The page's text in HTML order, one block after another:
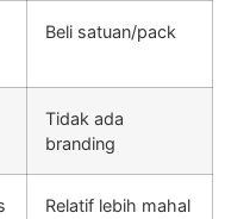
Beli satuan/pack
Tidak ada
branding
Relatif lebih mahal